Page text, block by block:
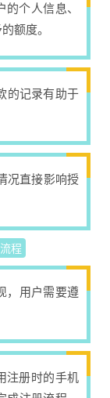
个人信息、
额度。
的记录有助于
况直接影响授
程
，用户需要遵
注册时的手机